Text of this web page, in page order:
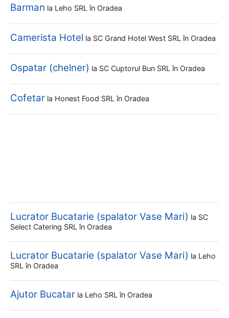
Barman la Leho SRL în Oradea
Camerista Hotel la SC Grand Hotel West SRL în Oradea
Ospatar (chelner) la SC Cuptorul Bun SRL în Oradea
Cofetar la Honest Food SRL în Oradea
Lucrator Bucatarie (spalator Vase Mari) la SC
Select Catering SRL în Oradea
Lucrator Bucatarie (spalator Vase Mari) la Leho
SRL în Oradea
Ajutor Bucatar la Leho SRL în Oradea